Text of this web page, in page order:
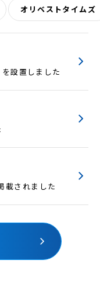
オリベストタイムズ
設置しました
載されました